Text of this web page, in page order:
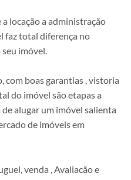
locação a administração
faz total diferença no
imóvel.
com boas garantias , vistoria
do imóvel são etapas a
alugar um imóvel salienta
de imóveis em
venda , Avaliacão e